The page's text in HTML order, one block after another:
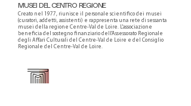
MUSEI DEL CENTRO REGIONE
Creato nel 1977, riunisce il personale scientifico dei musei
(curatori, addetti, assistenti) e rappresenta una rete di sessanta
musei della regione Centre-Val de Loire. L'associazione
beneficia del sostegno finanziario dell'Assessorato Regionale
degli Affari Culturali del Centre-Val de Loire e del Consiglio
Regionale del Centre-Val de Loire.